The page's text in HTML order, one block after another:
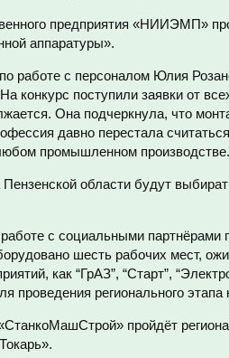
предприятия «НИИЭМП»
аппаратуры».
работе с персоналом Юлия
конкурс поступили заявки от
Она подчеркнула, что
давно перестала
промышленном производстве.
области будут
с социальными партнёрами
шесть рабочих мест,
как “ГрАЗ”, “Старт”,
проведения регионального этапа
пройдёт